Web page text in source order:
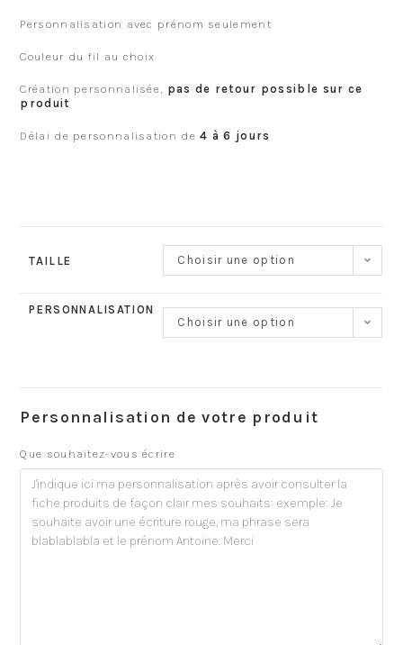
Personnalisation avec prénom seulement
Couleur du fil au choix
Création personnalisée, pas de retour possible sur ce
produit
Délai de personnalisation de4 à 6 jours
TAILLE Choisir une option
PERSONNALISATION
Choisir une option
Personnalisation de votre produit
Que souhaitez-vous écrire